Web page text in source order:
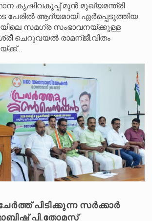
കൃഷിവകുപ്പ് മുൻ മുഖ്യമന്ത്രി
പേരിൽ ആദ്യമായി ഏർപ്പെടുത്തിയ
സമഗ്ര സംഭാവനയ്ക്കുള്ള
ചെറുവയൽ രാമന്ജീ.വിതം
പിടിക്കുന്ന സർക്കാർ
പി.തോമസ്